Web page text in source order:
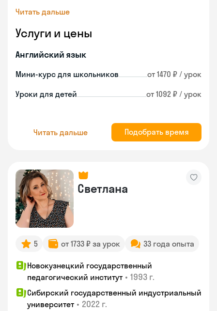
Читать дальше
Услуги и цены
Английский язык
Мини-курс для школьников от 1470 ₽ / урок
Уроки для детей от 1092 ₽ / урок
Читать дальше Подобрать время
Светлана
5 от 1733 ₽ за урок 33 года опыта
Новокузнецкий государственный
педагогический институт • 1993 г.
Сибирский государственный индустриальный
университет • 2022 г.